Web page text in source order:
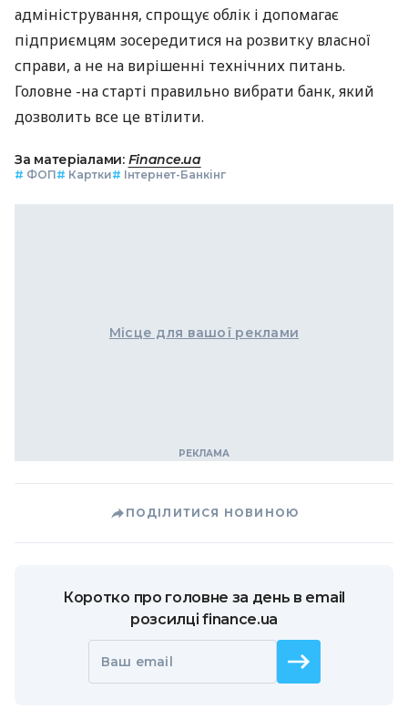
адміністрування, спрощує облік і допомагає
підприємцям зосередитися на розвитку власної
справи, а не на вирішенні технічних питань.
Головне -на старті правильно вибрати банк, який
дозволить все це втілити.
За матеріалами: Finance.ua
# ФОП# Картки# Інтернет-Банкінг
Місце для вашої реклами
ПОДІЛИТИСЯ НОВИНОЮ
Коротко про головне за день в email
розсилці finance.ua
Ваш email